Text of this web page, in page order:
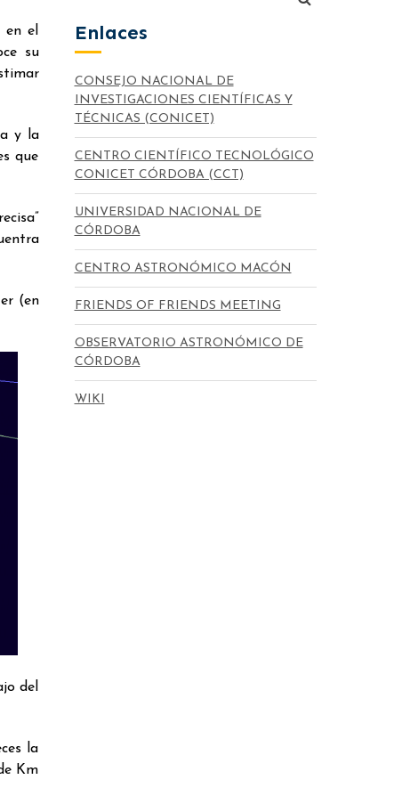
en el
su
y la
que
(en
del
la
Km
Enlaces
CONSEJO NACIONAL DE
INVESTIGACIONES CIENTÍFICAS Y
TÉCNICAS (CONICET)
CENTRO CIENTÍFICO TECNOLÓGICO
CONICET CÓRDOBA (CCT)
UNIVERSIDAD NACIONAL DE
CÓRDOBA
CENTRO ASTRONÓMICO MACÓN
FRIENDS OF FRIENDS MEETING
OBSERVATORIO ASTRONÓMICO DE
CÓRDOBA
WIKI